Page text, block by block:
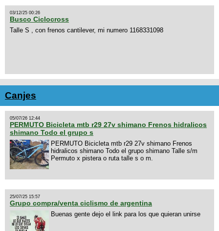
03/12/25 00:26
Busco Ciclocross
Talle S , con frenos cantilever, mi numero 1168331098
Canjes
05/07/26 12:44
PERMUTO Bicicleta mtb r29 27v shimano Frenos hidralicos
shimano Todo el grupo s
PERMUTO Bicicleta mtb r29 27v shimano Frenos
hidralicos shimano Todo el grupo shimano Talle s/m
Permuto x pistera o ruta talle s o m.
25/07/25 15:57
Grupo compra/venta ciclismo de argentina
Buenas gente dejo el link para los que quieran unirse